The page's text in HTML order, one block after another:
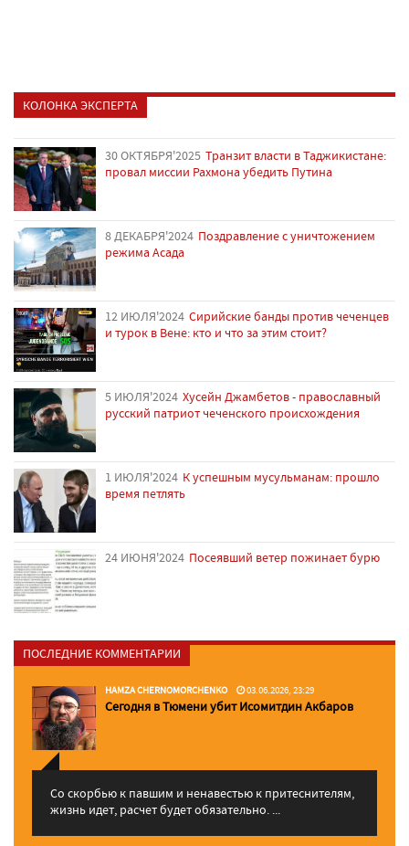
КОЛОНКА ЭКСПЕРТА
30 ОКТЯБРЯ'2025 Транзит власти в Таджикистане:
провал миссии Рахмона убедить Путина
8 ДЕКАБРЯ'2024 Поздравление с уничтожением
режима Асада
12 ИЮЛЯ'2024 Сирийские банды против чеченцев
и турок в Вене: кто и что за этим стоит?
5 ИЮЛЯ'2024 Хусейн Джамбетов - православный
русский патриот чеченского происхождения
1 ИЮЛЯ'2024 К успешным мусульманам: прошло
время петлять
24 ИЮНЯ'2024 Посеявший ветер пожинает бурю
ПОСЛЕДНИЕ КОММЕНТАРИИ
HAMZA CHERNOMORCHENKO 03.06.2026, 23:29
Сегодня в Тюмени убит Исомитдин Акбаров
Со скорбью к павшим и ненавестью к притеснителям,
жизнь идет, расчет будет обязательно. ...